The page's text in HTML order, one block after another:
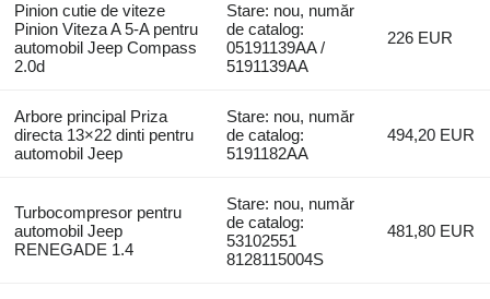
Pinion cutie de viteze
Pinion Viteza A 5-A pentru
automobil Jeep Compass
2.0d
Stare: nou, număr
de catalog:
05191139AA /
5191139AA
226 EUR
Arbore principal Priza
directa 13×22 dinti pentru
automobil Jeep
Stare: nou, număr
de catalog:
5191182AA
494,20 EUR
Turbocompresor pentru
automobil Jeep
RENEGADE 1.4
Stare: nou, număr
de catalog:
53102551
8128115004S
481,80 EUR